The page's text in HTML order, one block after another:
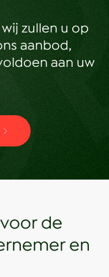
zullen u op
aanbod,
aan uw
de
en